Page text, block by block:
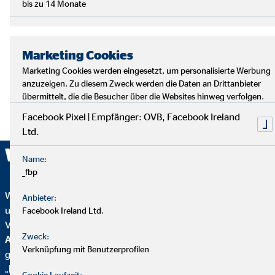
Wir sind ausgezeichnet!
Wir wurden mehrfach ausgezeichnet – ein starkes Zeichen für
unser Engagement in Qualität, Fairness und Nachhaltigkeit.
Von
Altersvorsorgeberatung und als fairster Finanzvertrieb
geehrt. Zusätzlich erhielten wir vom
„
bis zu 14 Monate
Marketing Cookies
Marketing Cookies werden eingesetzt, um personalisierte Werbung
anzuzeigen. Zu diesem Zweck werden die Daten an Drittanbieter
übermittelt, die die Besucher über die Websites hinweg verfolgen.
Facebook Pixel | Empfänger: OVB, Facebook Ireland
Ltd.
Name:
_fbp
Anbieter:
Facebook Ireland Ltd.
Zweck:
Verknüpfung mit Benutzerprofilen